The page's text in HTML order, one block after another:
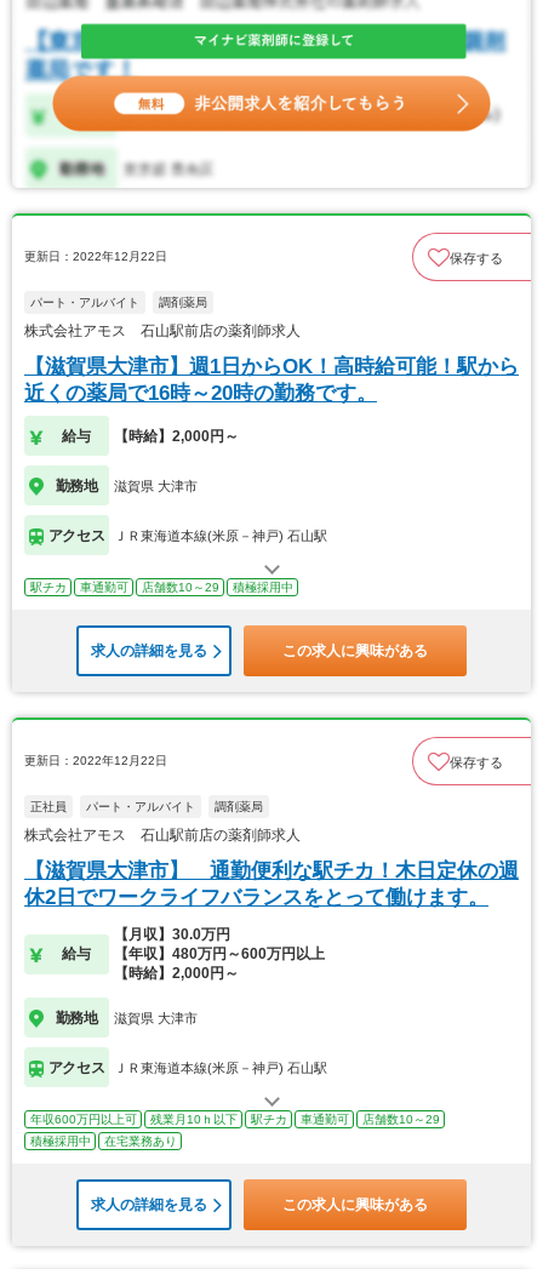
更新日：2022年12月22日 保存する
パート・アルバイト 調剤薬局
株式会社アモス 石山駅前店の薬剤師求人
【滋賀県大津市】週1日からOK！高時給可能！駅から
近くの薬局で16時～20時の勤務です。
給与 【時給】2,000円～
勤務地 滋賀県 大津市
アクセス ＪＲ東海道本線(米原－神戸) 石山駅
駅チカ 車通勤可 店舗数10～29 積極採用中
求人の詳細を見る この求人に興味がある
更新日：2022年12月22日 保存する
正社員 パート・アルバイト 調剤薬局
株式会社アモス 石山駅前店の薬剤師求人
【滋賀県大津市】 通勤便利な駅チカ！木日定休の週
休2日でワークライフバランスをとって働けます。
給与
【月収】30.0万円
【年収】480万円～600万円以上
【時給】2,000円～
勤務地 滋賀県 大津市
アクセス ＪＲ東海道本線(米原－神戸) 石山駅
年収600万円以上可 残業月10ｈ以下 駅チカ 車通勤可
店舗数10～29
積極採用中
在宅業務あり
求人の詳細を見る この求人に興味がある